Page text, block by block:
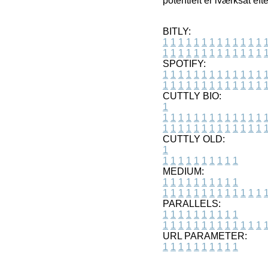
BITLY:
1 1 1 1 1 1 1 1 1 1 1 1 1 1
1 1 1 1 1 1 1 1 1 1 1 1 1 1
SPOTIFY:
1 1 1 1 1 1 1 1 1 1 1 1 1 1
1 1 1 1 1 1 1 1 1 1 1 1 1 1
CUTTLY BIO:
1
1 1 1 1 1 1 1 1 1 1 1 1 1 1
1 1 1 1 1 1 1 1 1 1 1 1 1 1
CUTTLY OLD:
1
1 1 1 1 1 1 1 1 1 1
MEDIUM:
1 1 1 1 1 1 1 1 1 1
1 1 1 1 1 1 1 1 1 1 1 1 1 1
PARALLELS:
1 1 1 1 1 1 1 1 1 1
1 1 1 1 1 1 1 1 1 1 1 1 1 1
URL PARAMETER:
1 1 1 1 1 1 1 1 1 1